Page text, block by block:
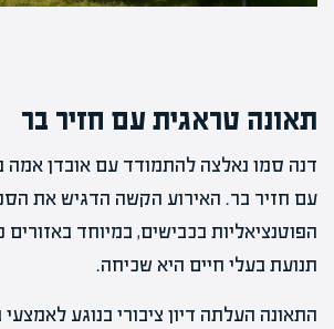
תאונה טראגית עם חזיר בר
דנה סמו נאלצה להתמודד עם אובדן אמה
עם חזיר בר. האירוע הקשה הדגיש את
הפוטנציאליות בכבישים, במיוחד באזורים
תנועת בעלי חיים היא שכיחה.
התאונה העלתה דיון ציבורי בנוגע